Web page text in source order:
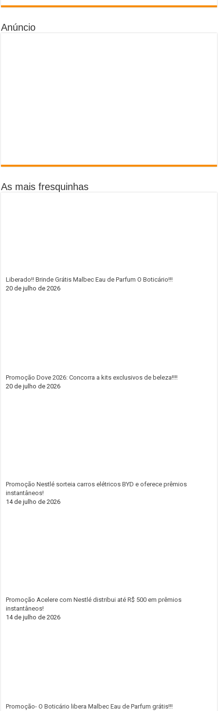
Anúncio
As mais fresquinhas
Liberado!! Brinde Grátis Malbec Eau de Parfum O Boticário!!!
20 de julho de 2026
Promoção Dove 2026: Concorra a kits exclusivos de beleza!!!!
20 de julho de 2026
Promoção Nestlé sorteia carros elétricos BYD e oferece prêmios
instantâneos!
14 de julho de 2026
Promoção Acelere com Nestlé distribui até R$ 500 em prêmios
instantâneos!
14 de julho de 2026
Promoção- O Boticário libera Malbec Eau de Parfum grátis!!!